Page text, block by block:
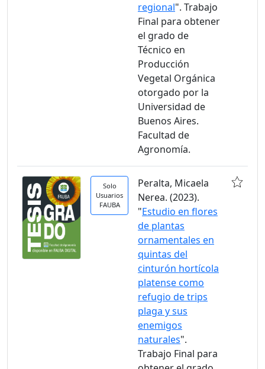
regional". Trabajo
Final para obtener
el grado de
Técnico en
Producción
Vegetal Orgánica
otorgado por la
Universidad de
Buenos Aires.
Facultad de
Agronomía.
Solo
Usuarios
FAUBA
Peralta, Micaela
Nerea. (2023).
"Estudio en flores
de plantas
ornamentales en
quintas del
cinturón hortícola
platense como
refugio de trips
plaga y sus
enemigos
naturales".
Trabajo Final para